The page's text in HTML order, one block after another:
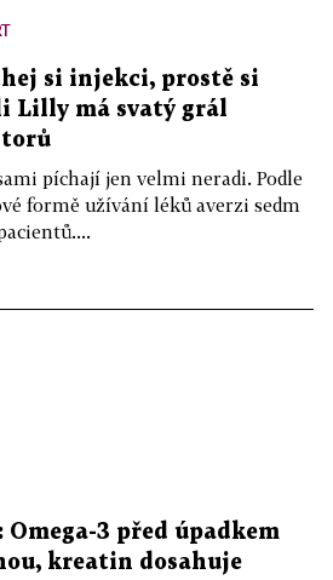
si injekci, prostě si
Lilly má svatý grál
píchají jen velmi neradi. Podle
formě užívání léků averzi sedm
3 před úpadkem
kreatin dosahuje